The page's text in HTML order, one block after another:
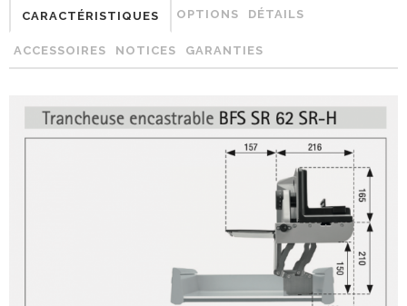
CARACTÉRISTIQUES OPTIONS DÉTAILS
ACCESSOIRES NOTICES GARANTIES